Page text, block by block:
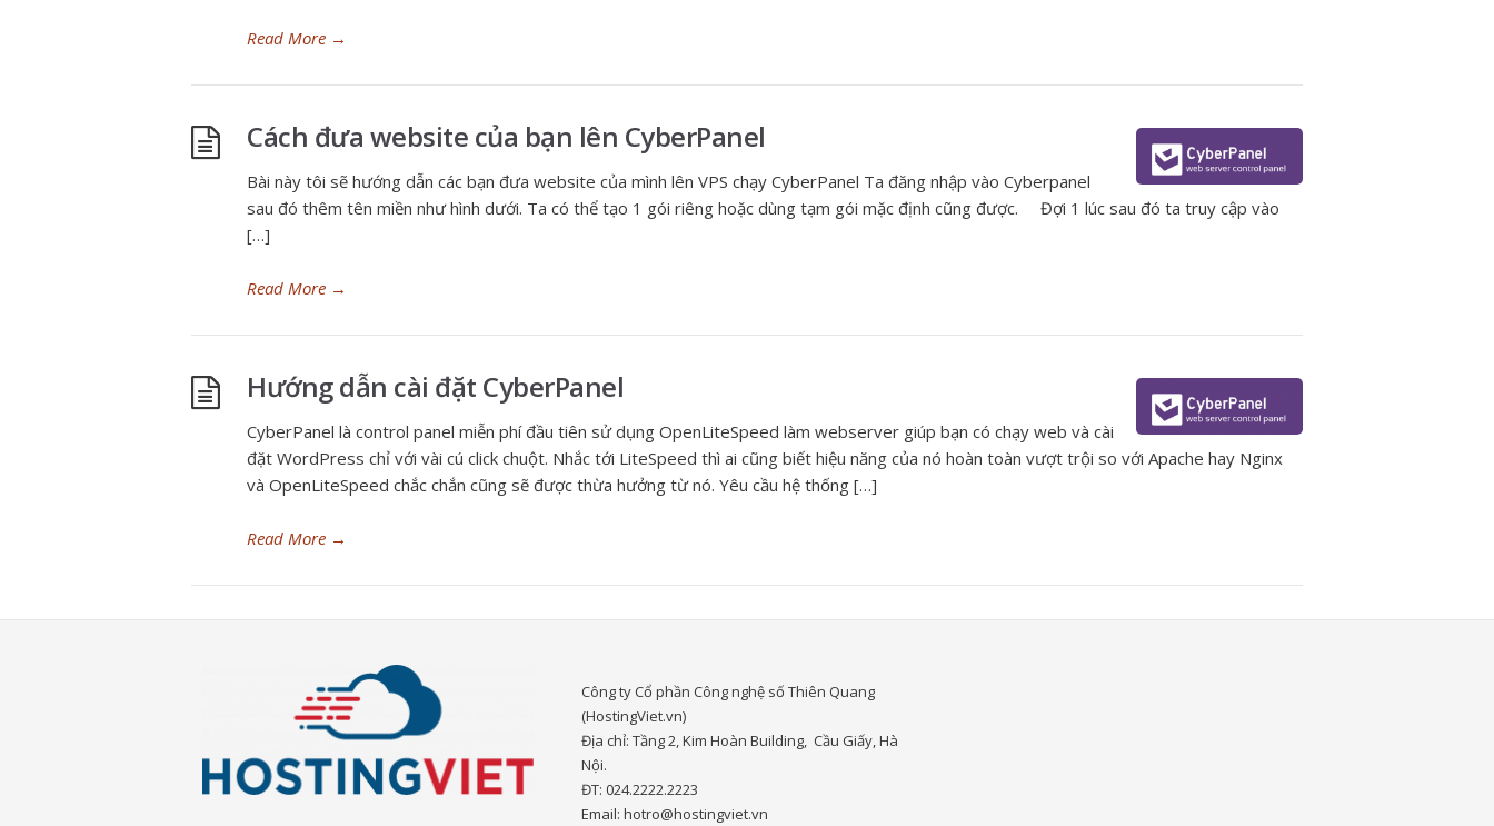
Read More →
Cách đưa website của bạn lên CyberPanel
Bài này tôi sẽ hướng dẫn các bạn đưa website của mình lên VPS chạy CyberPanel Ta đăng nhập vào Cyberpanel
sau đó thêm tên miền như hình dưới. Ta có thể tạo 1 gói riêng hoặc dùng tạm gói mặc định cũng được. Đợi 1 lúc sau đó ta truy cập vào
[…]
Read More →
Hướng dẫn cài đặt CyberPanel
CyberPanel là control panel miễn phí đầu tiên sử dụng OpenLiteSpeed ​​làm webserver giúp bạn có chạy web và cài
đặt WordPress chỉ với vài cú click chuột. Nhắc tới LiteSpeed thì ai cũng biết hiệu năng của nó hoàn toàn vượt trội so với Apache hay Nginx
và OpenLiteSpeed chắc chắn cũng sẽ được thừa hưởng từ nó. Yêu cầu hệ thống […]
Read More →
Công ty Cổ phần Công nghệ số Thiên Quang
(HostingViet.vn)
Địa chỉ: Tầng 2, Kim Hoàn Building, Cầu Giấy, Hà
Nội.
ĐT: 024.2222.2223
Email: hotro@hostingviet.vn